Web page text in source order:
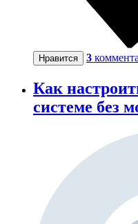
Нравится 3
Как
системе без